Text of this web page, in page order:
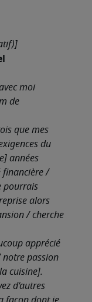
moi
de
que mes
du
années
financière /
pourrais
alors
/ cherche
apprécié
passion
cuisine].
d’autres